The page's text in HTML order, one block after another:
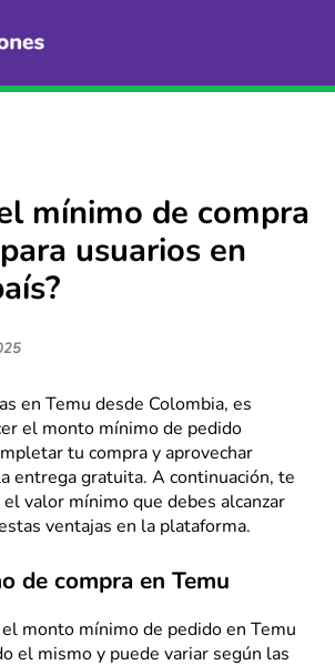
mínimo de compra
usuarios en
en Temu desde Colombia, es
el monto mínimo de pedido
tu compra y aprovechar
entrega gratuita. A continuación, te
valor mínimo que debes alcanzar
ventajas en la plataforma.
de compra en Temu
monto mínimo de pedido en Temu
el mismo y puede variar según las